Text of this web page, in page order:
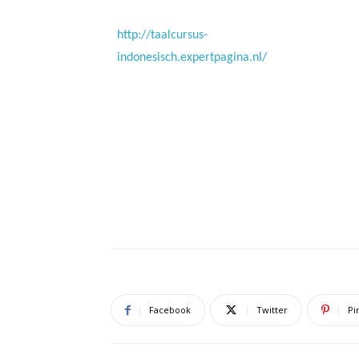
http://taalcursus-
indonesisch.expertpagina.nl/
Facebook Twitter